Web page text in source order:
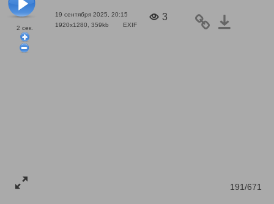
2 сек.
19 сентября 2025, 20:15
1920x1280, 359kb
EXIF
3
191/671